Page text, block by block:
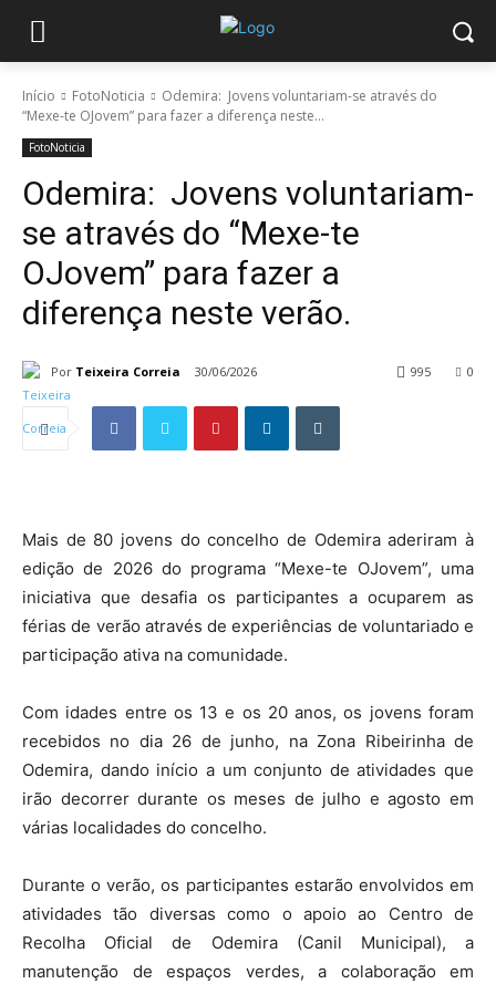
Início FotoNoticia
Odemira: Jovens voluntariam-se através do
“Mexe-te OJovem” para fazer a diferença neste...
FotoNoticia
Odemira: Jovens voluntariam-
se através do “Mexe-te
OJovem” para fazer a
diferença neste verão.
Por Teixeira Correia 30/06/2026 0
995
Mais de 80 jovens do concelho de Odemira aderiram à
edição de 2026 do programa “Mexe-te OJovem”, uma
iniciativa que desafia os participantes a ocuparem as
férias de verão através de experiências de voluntariado e
participação ativa na comunidade.
Com idades entre os 13 e os 20 anos, os jovens foram
recebidos no dia 26 de junho, na Zona Ribeirinha de
Odemira, dando início a um conjunto de atividades que
irão decorrer durante os meses de julho e agosto em
várias localidades do concelho.
Durante o verão, os participantes estarão envolvidos em
atividades tão diversas como o apoio ao Centro de
Recolha Oficial de Odemira (Canil Municipal), a
manutenção de espaços verdes, a colaboração em